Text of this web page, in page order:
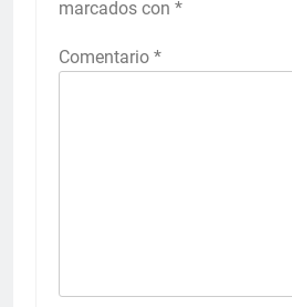
marcados con *
Comentario *